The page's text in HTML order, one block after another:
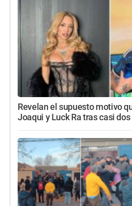
Revelan el supuesto motivo
Joaqui y Luck Ra tras casi